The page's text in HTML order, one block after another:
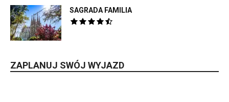
SAGRADA FAMILIA
ZAPLANUJ SWÓJ WYJAZD